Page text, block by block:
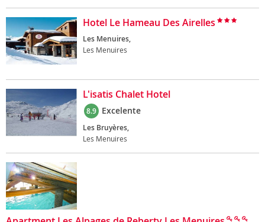
Hotel Le Hameau Des Airelles
Les Menuires,
Les Menuires
L'isatis Chalet Hotel
8.9 Excelente
Les Bruyères,
Les Menuires